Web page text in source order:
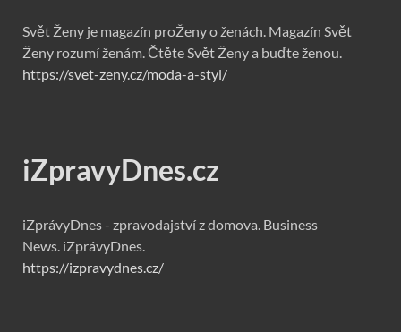
Svět Ženy je magazín proŽeny o ženách. Magazín Svět
Ženy rozumí ženám. Čtěte Svět Ženy a buďte ženou.
https://svet-zeny.cz/moda-a-styl/
iZpravyDnes.cz
iZprávyDnes - zpravodajství z domova. Business
News. iZprávyDnes.
https://izpravydnes.cz/